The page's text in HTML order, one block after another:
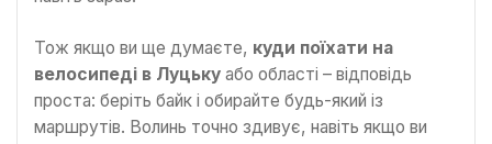
Тож якщо ви ще думаєте, куди поїхати на
велосипеді в Луцьку або області – відповідь
проста: беріть байк і обирайте будь-який із
маршрутів. Волинь точно здивує, навіть якщо ви